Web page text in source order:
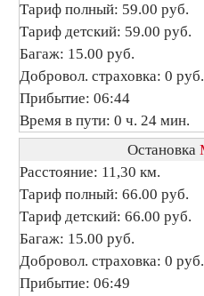
Тариф полный: 59.00 руб.
Тариф детский: 59.00 руб.
Багаж: 15.00 руб.
Добровол. страховка: 0 руб.
Прибытие: 06:44
Время в пути: 0 ч. 24 мин.
Остановка
Расстояние: 11,30 км.
Тариф полный: 66.00 руб.
Тариф детский: 66.00 руб.
Багаж: 15.00 руб.
Добровол. страховка: 0 руб.
Прибытие: 06:49